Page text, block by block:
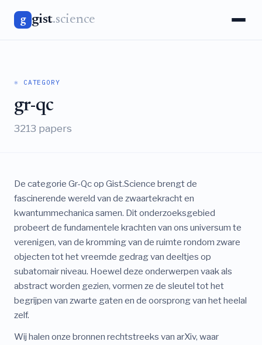
g gist.science
⚛️ CATEGORY
gr-qc
3213 papers
De categorie Gr-Qc op Gist.Science brengt de
fascinerende wereld van de zwaartekracht en
kwantummechanica samen. Dit onderzoeksgebied
probeert de fundamentele krachten van ons universum te
verenigen, van de kromming van de ruimte rondom zware
objecten tot het vreemde gedrag van deeltjes op
subatomair niveau. Hoewel deze onderwerpen vaak als
abstract worden gezien, vormen ze de sleutel tot het
begrijpen van zwarte gaten en de oorsprong van het heelal
zelf.
Wij halen onze bronnen rechtstreeks van arXiv, waar